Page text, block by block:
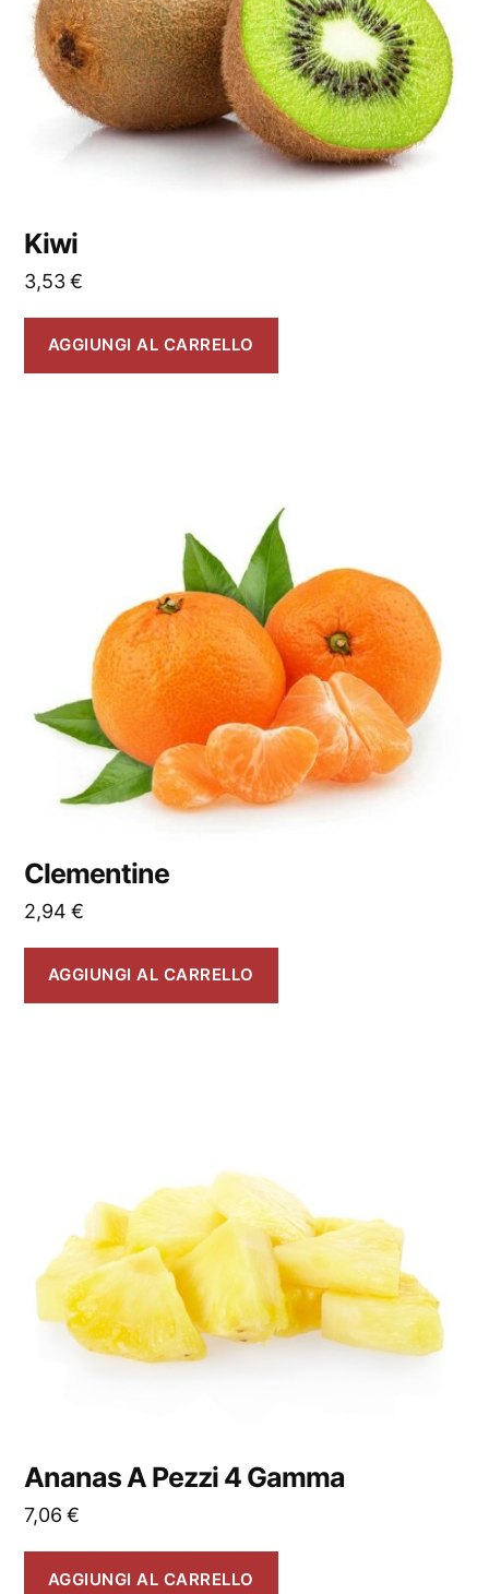
Kiwi
3,53€
AGGIUNGI AL CARRELLO
Clementine
2,94€
AGGIUNGI AL CARRELLO
Ananas A Pezzi 4 Gamma
7,06€
AGGIUNGI AL CARRELLO